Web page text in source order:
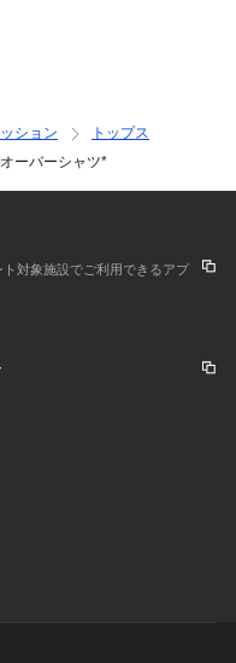
ション
トップス
ーバーシャツ*
対象施設でご利用できるアプ